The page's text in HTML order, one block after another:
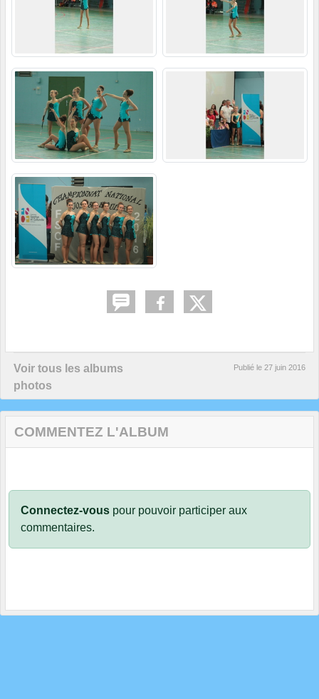
Voir tous les albums
photos
Publié le 27 juin 2016
COMMENTEZ L'ALBUM
Connectez-vous pour pouvoir participer aux
commentaires.